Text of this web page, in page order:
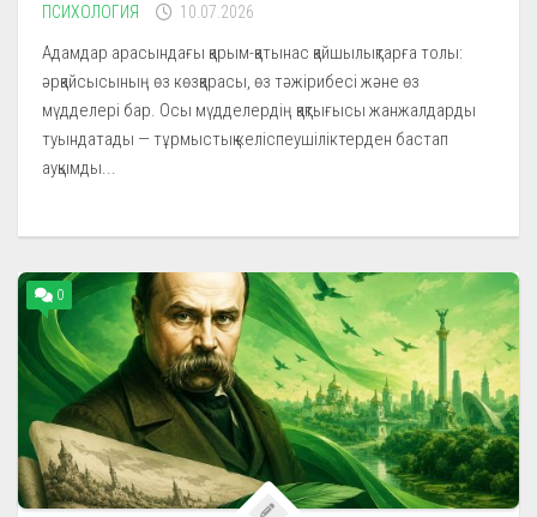
ПСИХОЛОГИЯ 10.07.2026
Адамдар арасындағы қарым-қатынас қайшылықтарға толы:
әрқайсысының өз көзқарасы, өз тәжірибесі және өз
мүдделері бар. Осы мүдделердің қақтығысы жанжалдарды
туындатады — тұрмыстық келіспеушіліктерден бастап
ауқымды...
0